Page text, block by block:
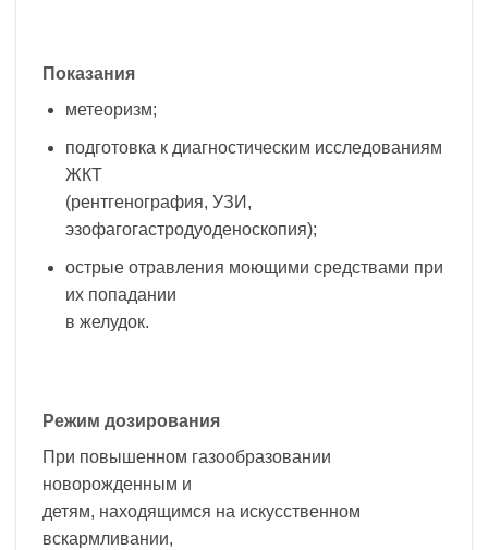
Показания
метеоризм;
подготовка к диагностическим исследованиям
ЖКТ
(рентгенография, УЗИ,
эзофагогастродуоденоскопия);
острые отравления моющими средствами при
их попадании
в желудок.
Режим дозирования
При повышенном газообразовании
новорожденным и
детям, находящимся на искусственном
вскармливании,